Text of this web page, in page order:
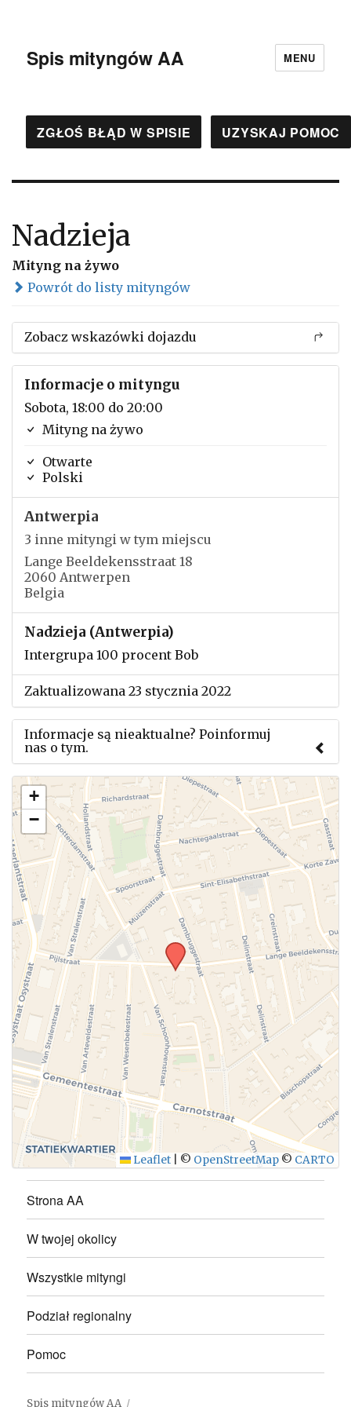
Spis mityngów AA MENU
ZGŁOŚ BŁĄD W SPISIE UZYSKAJ POMOC
Nadzieja
Mityng na żywo
Powrót do listy mityngów
Zobacz wskazówki dojazdu
Informacje o mityngu
Sobota, 18:00 do 20:00
Mityng na żywo
Otwarte
Polski
Antwerpia
3 inne mityngi w tym miejscu
Lange Beeldekensstraat 18
2060 Antwerpen
Belgia
Nadzieja (Antwerpia)
Intergrupa 100 procent Bob
Zaktualizowana 23 stycznia 2022
Informacje są nieaktualne? Poinformuj
nas o tym.
Użyj tego formularza aby przesłać informację o
zmianach w powyższym mityngu.
WYŚLIJ
+
−
Leaflet © OpenStreetMap © CARTO
Strona AA
W twojej okolicy
Wszystkie mityngi
Podział regionalny
Pomoc
Spis mityngów AA